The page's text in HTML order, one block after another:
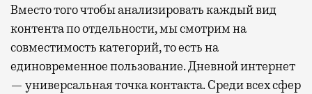
Вместо того чтобы анализировать каждый вид
контента по отдельности, мы смотрим на
совместимость категорий, то есть на
единовременное пользование. Дневной интернет
— универсальная точка контакта. Среди всех сфер